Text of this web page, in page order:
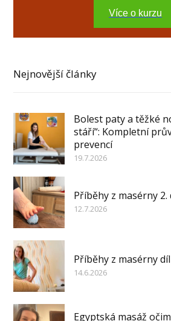
Více o kurzu
Nejnovější články
Bolest paty a těžké
stáří“: Kompletní
prevencí
19.7.2026
Příběhy z masérny 2.
12.7.2026
Příběhy z masérny díl
14.6.2026
Egyptská masáž